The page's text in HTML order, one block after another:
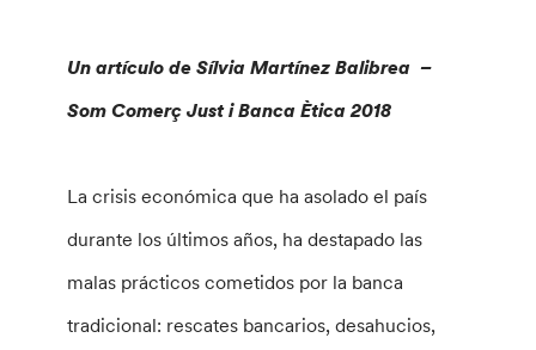
Un artículo de Sílvia Martínez Balibrea –
Som Comerç Just i Banca Ètica 2018
La crisis económica que ha asolado el país
durante los últimos años, ha destapado las
malas prácticos cometidos por la banca
tradicional: rescates bancarios, desahucios,